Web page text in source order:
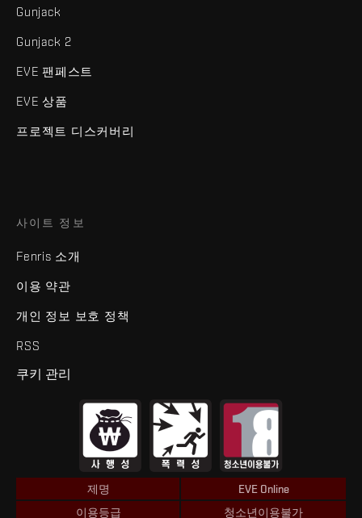
Gunjack
Gunjack 2
EVE 팬페스트
EVE 상품
프로젝트 디스커버리
사이트 정보
Fenris 소개
이용 약관
개인 정보 보호 정책
RSS
쿠키 관리
제명
EVE Online
이용등급
청소년이용불가